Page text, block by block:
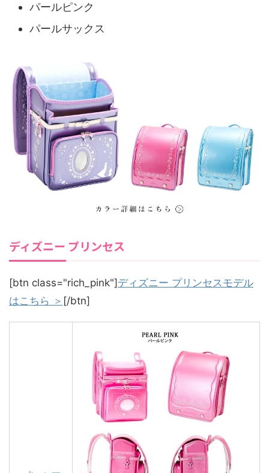
パールピンク
パールサックス
ディズニー プリンセス
[btn class="rich_pink"] ディズニー プリンセスモデル
はこちら ＞ [/btn]